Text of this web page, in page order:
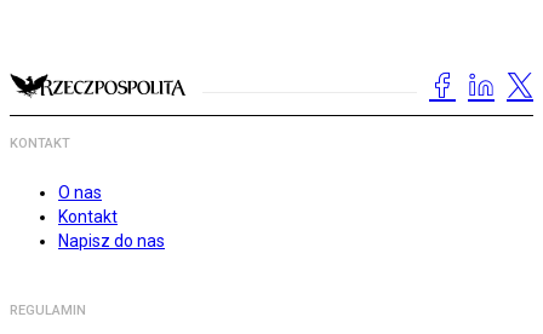
KONTAKT
O nas
Kontakt
Napisz do nas
REGULAMIN